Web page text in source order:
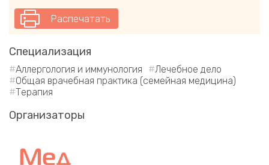
Распечатать
Специализация
Аллергология и иммунология
Лечебное дело
Общая врачебная практика (семейная медицина)
Терапия
Организаторы